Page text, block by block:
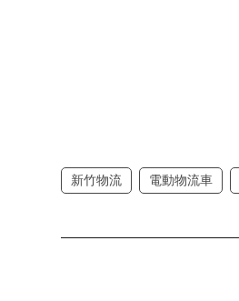
新竹物流 電動物流車